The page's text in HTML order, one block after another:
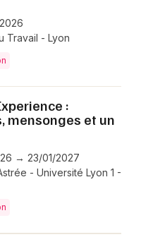
Travail - Lyon
:
mensonges et un
→ 23/01/2027
- Université Lyon 1 -